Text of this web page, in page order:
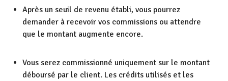
Après un seuil de revenu établi, vous pourrez
demander à recevoir vos commissions ou attendre
que le montant augmente encore.
Vous serez commissionné uniquement sur le montant
déboursé par le client. Les crédits utilisés et les